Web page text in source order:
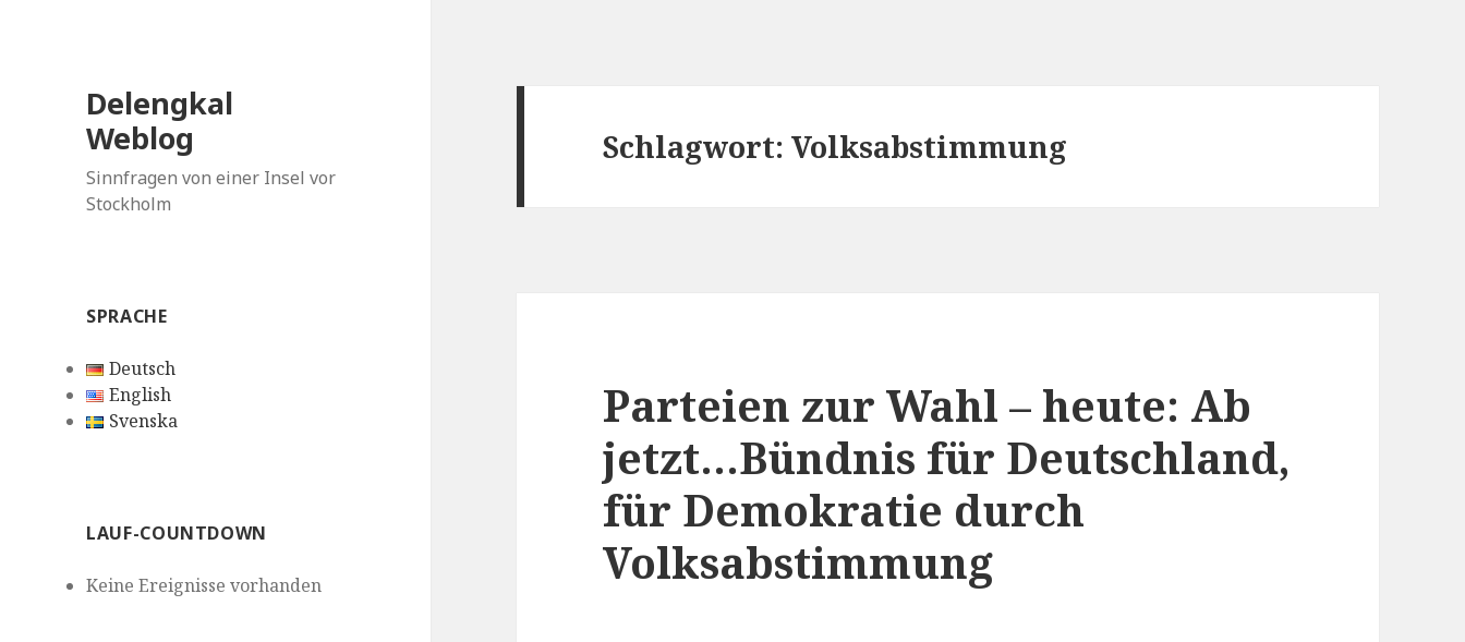
Delengkal
Weblog
Sinnfragen von einer Insel vor
Stockholm
SPRACHE
Deutsch
English
Svenska
LAUF-COUNTDOWN
Keine Ereignisse vorhanden
Schlagwort:Volksabstimmung
Parteien zur Wahl – heute: Ab
jetzt…Bündnis für Deutschland,
für Demokratie durch
Volksabstimmung